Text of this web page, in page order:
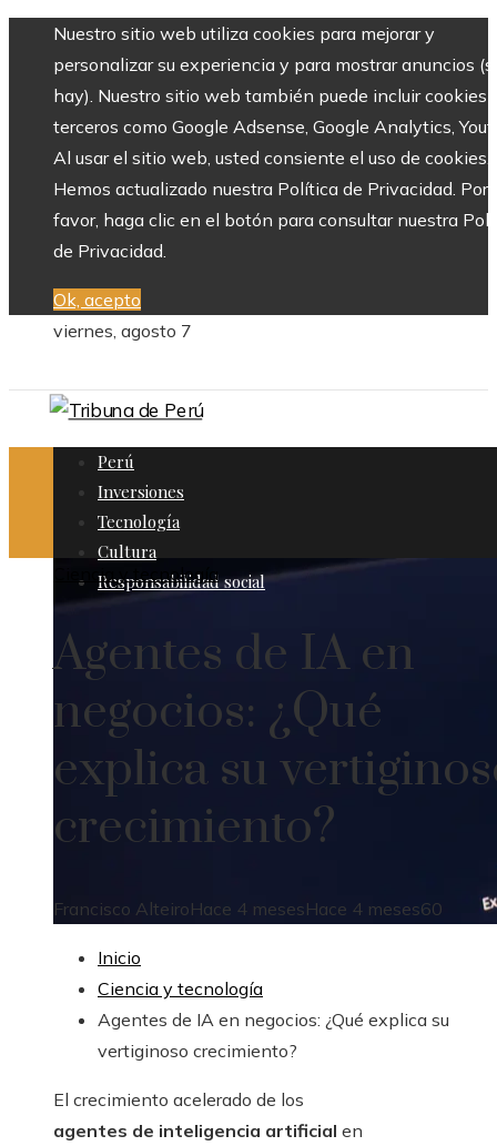
Nuestro sitio web utiliza cookies para mejorar y
personalizar su experiencia y para mostrar anuncios
hay). Nuestro sitio web también puede incluir cookies
terceros como Google Adsense, Google Analytics,
Al usar el sitio web, usted consiente el uso de cookies.
Hemos actualizado nuestra Política de Privacidad. Por
favor, haga clic en el botón para consultar nuestra
de Privacidad.
Ok, acepto
viernes, agosto 7
Perú
Inversiones
Tecnología
Cultura
Responsabilidad social
Ciencia y tecnología
Agentes de IA en
negocios: ¿Qué
explica su
crecimiento?
Francisco AlteiroHace 4 mesesHace 4 meses60
Inicio
Ciencia y tecnología
Agentes de IA en negocios: ¿Qué explica su
vertiginoso crecimiento?
El crecimiento acelerado de los
agentes de inteligencia artificial en